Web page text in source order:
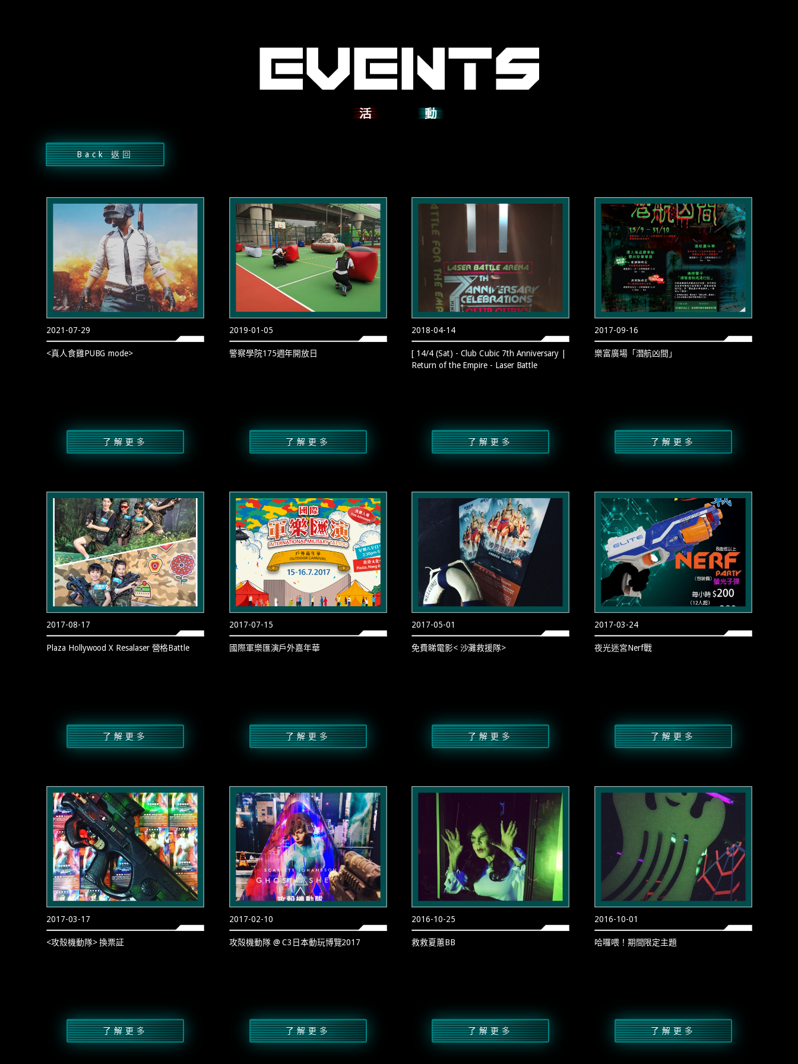
Back 返回
2021-07-29
<真人食雞PUBG mode>
了解更多
2019-01-05
警察學院175週年開放日
了解更多
2018-04-14
[ 14/4 (Sat) - Club Cubic 7th Anniversary |
Return of the Empire - Laser Battle
了解更多
2017-09-16
樂富廣場「潛航凶間」
了解更多
2017-08-17
Plaza Hollywood X Resalaser 營格Battle
了解更多
2017-07-15
國際軍樂匯演戶外嘉年華
了解更多
2017-05-01
免費睇電影< 沙灘救援隊>
了解更多
2017-03-24
夜光迷宮Nerf戰
了解更多
2017-03-17
<攻殼機動隊> 換票証
了解更多
2017-02-10
攻殻機動隊 @ C3日本動玩博覽2017
了解更多
2016-10-25
救救夏蕙BB
了解更多
2016-10-01
哈囉喂！期間限定主題
了解更多